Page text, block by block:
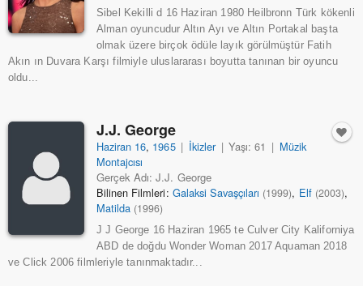
Sibel Kekilli d 16 Haziran 1980 Heilbronn Türk kökenli
Alman oyuncudur Altın Ayı ve Altın Portakal başta
olmak üzere birçok ödüle layık görülmüştür Fatih
Akın ın Duvara Karşı filmiyle uluslararası boyutta tanınan bir oyuncu
oldu...
J.J. George
Haziran 16, 1965 | İkizler | Yaşı: 61 | Müzik
Montajcısı
Gerçek Adı: J.J. George
Bilinen Filmleri: Galaksi Savaşçıları (1999), Elf (2003),
Matilda (1996)
J J George 16 Haziran 1965 te Culver City Kaliforniya
ABD de doğdu Wonder Woman 2017 Aquaman 2018
ve Click 2006 filmleriyle tanınmaktadır...